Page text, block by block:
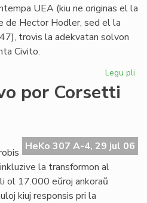
UEA (kiu ne originas el la
de Hector Hodler, sed el la
trovis la adekvatan solvon
Civito.
Legu pli
la
por Corsetti
HeKo 307 A-4, 29 jul 06
la transformon al
ol 17.000 eŭroj ankoraŭ
kiuj responsis pri la